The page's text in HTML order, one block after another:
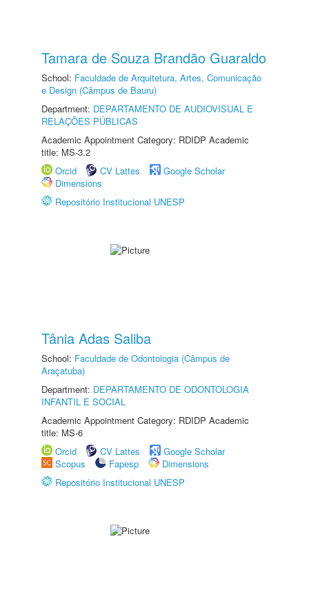
Tamara de Souza Brandão Guaraldo
School: Faculdade de Arquitetura, Artes, Comunicação
e Design (Câmpus de Bauru)
Department: DEPARTAMENTO DE AUDIOVISUAL E
RELAÇÕES PÚBLICAS
Academic Appointment Category: RDIDP Academic
title: MS-3.2
Orcid
CV Lattes
Google Scholar
Dimensions
Repositório Institucional UNESP
Tânia Adas Saliba
School: Faculdade de Odontologia (Câmpus de
Araçatuba)
Department: DEPARTAMENTO DE ODONTOLOGIA
INFANTIL E SOCIAL
Academic Appointment Category: RDIDP Academic
title: MS-6
Orcid
CV Lattes
Google Scholar
Scopus
Fapesp
Dimensions
Repositório Institucional UNESP